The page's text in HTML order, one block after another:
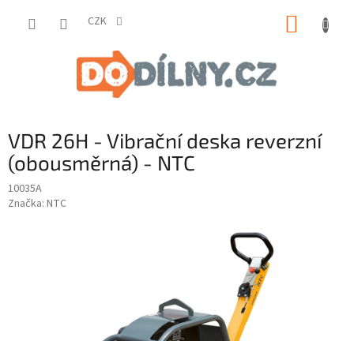
CZK
VDR 26H - Vibrační deska reverzní
(obousměrná) - NTC
10035A
Značka: NTC